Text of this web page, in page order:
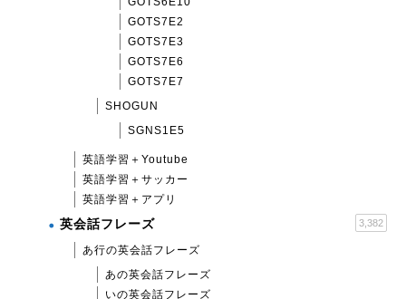
GOTS7E2
GOTS7E3
GOTS7E6
GOTS7E7
SHOGUN
SGNS1E5
英語学習＋Youtube
英語学習＋サッカー
英語学習＋アプリ
英会話フレーズ 3,382
あ行の英会話フレーズ
あの英会話フレーズ
いの英会話フレーズ